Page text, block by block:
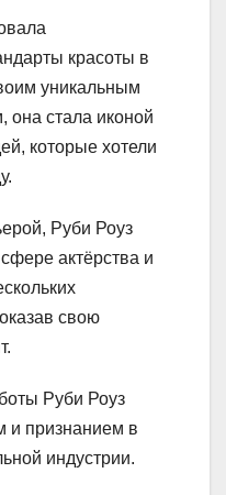
красоты в
уникальным
стала иконой
которые хотели
Руби Роуз
актёрства и
свою
Руби Роуз
и признанием в
индустрии.